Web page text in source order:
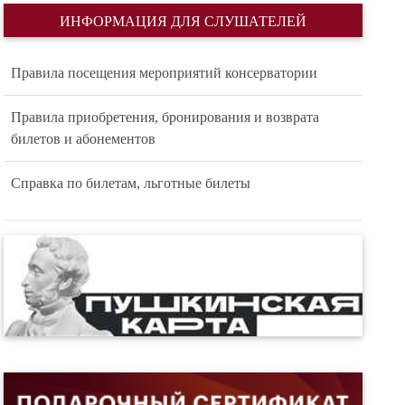
ИНФОРМАЦИЯ ДЛЯ СЛУШАТЕЛЕЙ
Правила посещения мероприятий консерватории
Правила приобретения, бронирования и возврата
билетов и абонементов
Справка по билетам, льготные билеты